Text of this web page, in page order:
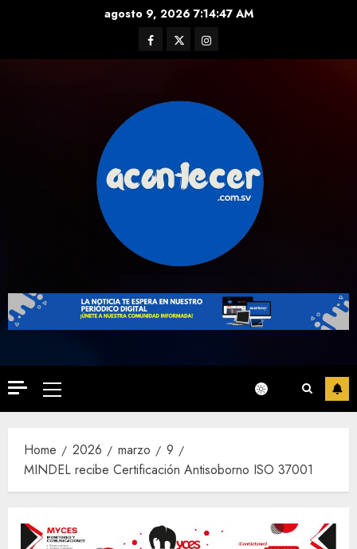
agosto 9, 2026 7:14:48 AM
Facebook
TwitterInstagram
Primary
Menu
Home 2026 marzo
9
MINDEL recibe Certificación Antisoborno ISO 37001